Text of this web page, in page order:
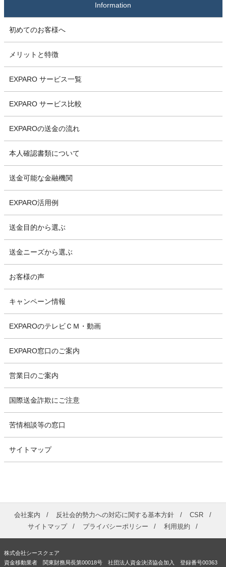
Information
初めてのお客様へ
メリットと特徴
EXPARO サービス一覧
EXPARO サービス比較
EXPAROの送金の流れ
本人確認書類について
送金可能な金融機関
EXPARO活用例
送金目的から選ぶ
送金ニーズから選ぶ
お客様の声
キャンペーン情報
EXPAROのテレビＣＭ・動画
EXPARO窓口のご案内
営業日のご案内
国際送金詐欺にご注意
苦情相談等の窓口
サイトマップ
会社案内 反社会的勢力への対応に関する基本方針
CSR
サイトマップ
プライバシーポリシー 利用規約
株式会社シースクェア
資金移動業者 関東財務局長第00018号 社団法人資金決済協会加入 登録番号00363